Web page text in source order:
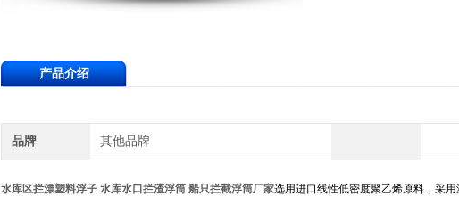
产品介绍
品牌 其他品牌
水库区拦漂塑料浮子 水库水口拦渣浮筒 船只拦截浮筒厂家选用进口线性低密度聚乙烯原料，采